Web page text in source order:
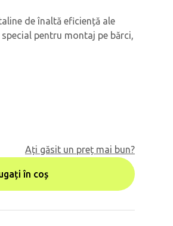
de înaltă eficiență ale
pentru montaj pe bărci,
Ați găsit un preț mai bun?
în coș